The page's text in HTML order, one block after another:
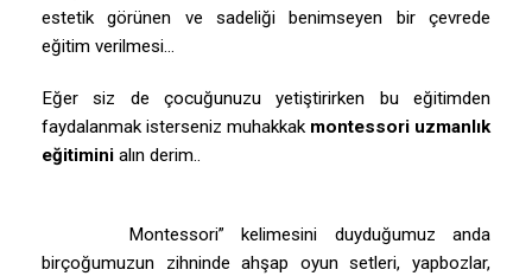
estetik görünen ve sadeliği benimseyen bir çevrede
eğitim verilmesi…
Eğer siz de çocuğunuzu yetiştirirken bu eğitimden
faydalanmak isterseniz muhakkak montessori uzmanlık
eğitimini alın derim..
Montessori” kelimesini duyduğumuz anda
birçoğumuzun zihninde ahşap oyun setleri, yapbozlar,